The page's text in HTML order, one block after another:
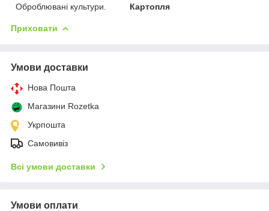
Оброблювані культури. Картопля
Приховати
Умови доставки
Нова Пошта
Магазини Rozetka
Укрпошта
Самовивіз
Всі умови доставки
Умови оплати